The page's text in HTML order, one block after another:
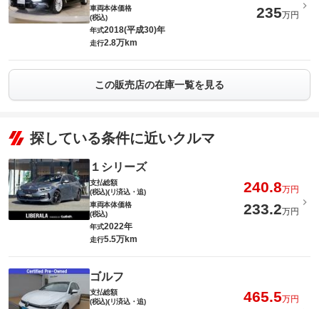
車両本体価格
(税込)
235万円
年式2018(平成30)年
走行2.8万km
この販売店の在庫一覧を見る
探している条件に近いクルマ
１シリーズ
支払総額
(税込)(リ済込・追)
240.8万円
車両本体価格
(税込)
233.2万円
年式2022年
走行5.5万km
ゴルフ
支払総額
(税込)(リ済込・追)
465.5万円